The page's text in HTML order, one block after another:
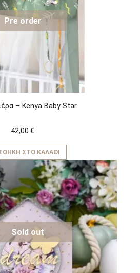
Pre order
– Kenya Baby Star
42,00 €
ΣΤΟ ΚΑΛΆΘΙ
Sold out